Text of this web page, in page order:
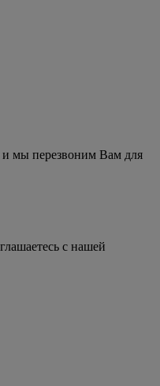
и мы перезвоним Вам для
с нашей